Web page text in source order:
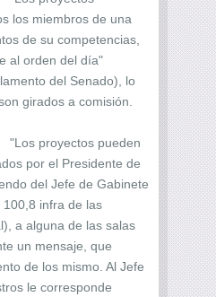
los miembros de una
de su competencias,
al orden del día"
del Senado), lo
girados a comisión.
pueden
por el Presidente de
del Jefe de Gabinete
infra de las
a alguna de las salas
un mensaje, que
de los mismo. Al Jefe
le corresponde